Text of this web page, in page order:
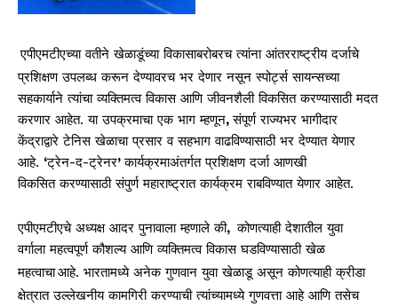
एपीएमटीएच्या वतीने खेळाडूंच्या विकासाबरोबरच त्यांना आंतरराष्ट्रीय दर्जाचे
प्रशिक्षण उपलब्ध करून देण्यावरच भर देणार नसून स्पोर्ट्स सायन्सच्या
सहकार्याने त्यांचा व्यक्तिमत्व विकास आणि जीवनशैली विकसित करण्यासाठी मदत
करणार आहेत. या उपक्रमाचा एक भाग म्हणून,संपूर्ण राज्यभर भागीदार
केंद्राद्वारे टेनिस खेळाचा प्रसार व सहभाग वाढविण्यासाठी भर देण्यात येणार
आहे. ‘ट्रेन-द-ट्रेनर’ कार्यक्रमाअंतर्गत प्रशिक्षण दर्जा आणखी
विकसित करण्यासाठी संपुर्ण महाराष्ट्रात कार्यक्रम राबविण्यात येणार आहेत.
एपीएमटीएचे अध्यक्ष आदर पुनावाला म्हणाले की,कोणत्याही देशातील युवा
वर्गालामहत्वपूर्ण कौशल्य आणि व्यक्तिमत्व विकास घडविण्यासाठीखेळ
महत्वाचा आहे. भारतामध्ये अनेक गुणवान युवा खेळाडू असून कोणत्याही क्रीडा
क्षेत्रात उल्लेखनीय कामगिरी करण्याची त्यांच्यामध्ये गुणवत्ता आहे आणि तसेच